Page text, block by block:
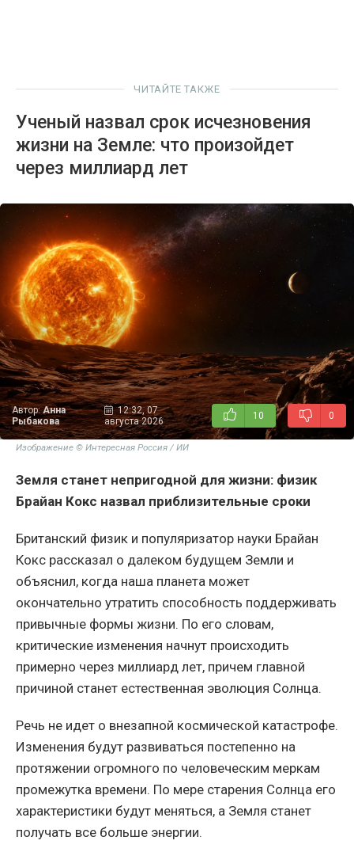
ЧИТАЙТЕ ТАКЖЕ
Ученый назвал срок исчезновения
жизни на Земле: что произойдет
через миллиард лет
Автор:Анна
Рыбакова
12:32, 07
августа 2026
10 0
Изображение © Интересная Россия / ИИ
Земля станет непригодной для жизни: физик
Брайан Кокс назвал приблизительные сроки
Британский физик и популяризатор науки Брайан
Кокс рассказал о далеком будущем Земли и
объяснил, когда наша планета может
окончательно утратить способность поддерживать
привычные формы жизни. По его словам,
критические изменения начнут происходить
примерно через миллиард лет, причем главной
причиной станет естественная эволюция Солнца.
Речь не идет о внезапной космической катастрофе.
Изменения будут развиваться постепенно на
протяжении огромного по человеческим меркам
промежутка времени. По мере старения Солнца его
характеристики будут меняться, а Земля станет
получать все больше энергии.